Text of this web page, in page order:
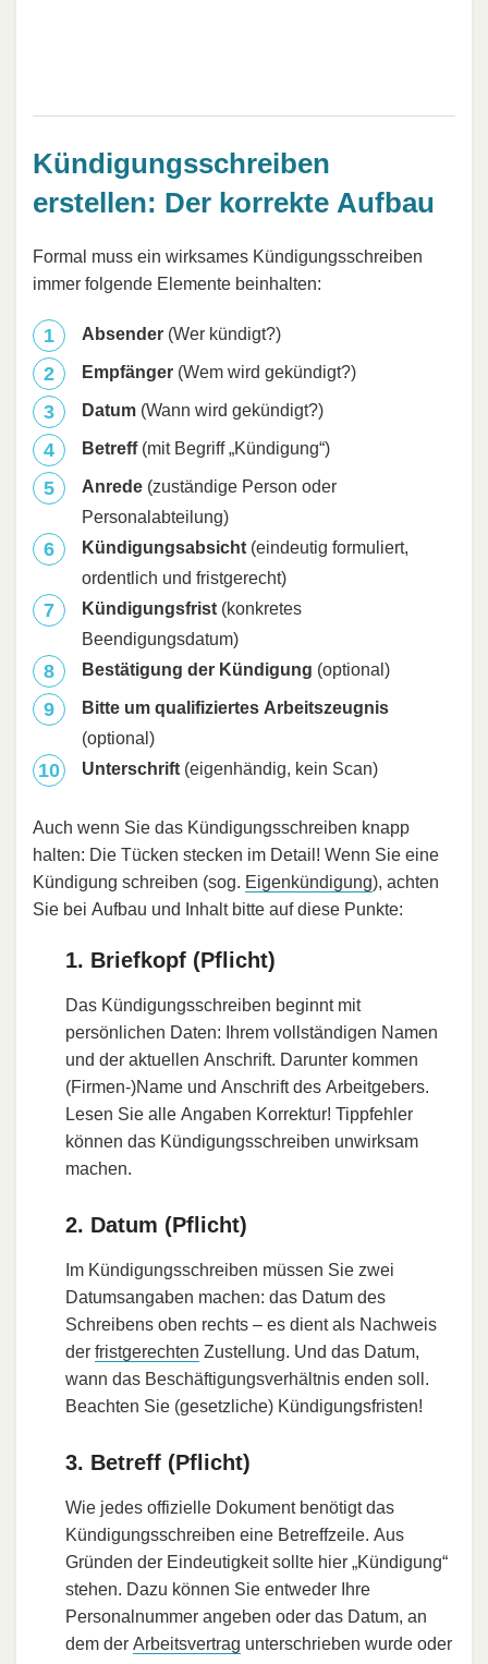
Kündigungsschreiben
erstellen: Der korrekte Aufbau
Formal muss ein wirksames Kündigungsschreiben
immer folgende Elemente beinhalten:
Absender (Wer kündigt?)
Empfänger (Wem wird gekündigt?)
Datum (Wann wird gekündigt?)
Betreff(mit Begriff „Kündigung“)
Anrede (zuständige Person oder
Personalabteilung)
Kündigungsabsicht (eindeutig formuliert,
ordentlich und fristgerecht)
Kündigungsfrist (konkretes
Beendigungsdatum)
Bestätigung der Kündigung (optional)
Bitte um qualifiziertes Arbeitszeugnis
(optional)
Unterschrift (eigenhändig, kein Scan)
Auch wenn Sie das Kündigungsschreiben knapp
halten: Die Tücken stecken im Detail! Wenn Sie eine
Kündigung schreiben (sog. Eigenkündigung), achten
Sie bei Aufbau und Inhalt bitte auf diese Punkte:
1. Briefkopf (Pflicht)
Das Kündigungsschreiben beginnt mit
persönlichen Daten: Ihrem vollständigen Namen
und der aktuellen Anschrift. Darunter kommen
(Firmen-)Name und Anschrift des Arbeitgebers.
Lesen Sie alle Angaben Korrektur! Tippfehler
können das Kündigungsschreiben unwirksam
machen.
2. Datum (Pflicht)
Im Kündigungsschreiben müssen Sie zwei
Datumsangaben machen: das Datum des
Schreibens oben rechts – es dient als Nachweis
der fristgerechten Zustellung. Und das Datum,
wann das Beschäftigungsverhältnis enden soll.
Beachten Sie (gesetzliche) Kündigungsfristen!
3. Betreff (Pflicht)
Wie jedes offizielle Dokument benötigt das
Kündigungsschreiben eine Betreffzeile. Aus
Gründen der Eindeutigkeit sollte hier „Kündigung“
stehen. Dazu können Sie entweder Ihre
Personalnummer angeben oder das Datum, an
dem der Arbeitsvertrag unterschrieben wurde oder